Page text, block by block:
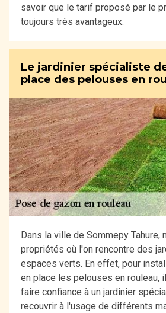
savoir que le tarif proposé par le
toujours très avantageux.
Le jardinier spécialiste
place des pelouses en
Dans la ville de Sommepy Tahure,
propriétés où l'on rencontre des
espaces verts. En effet, pour
en place les pelouses en rouleau,
faire confiance à un jardinier
recouvrir à l'usage de différents